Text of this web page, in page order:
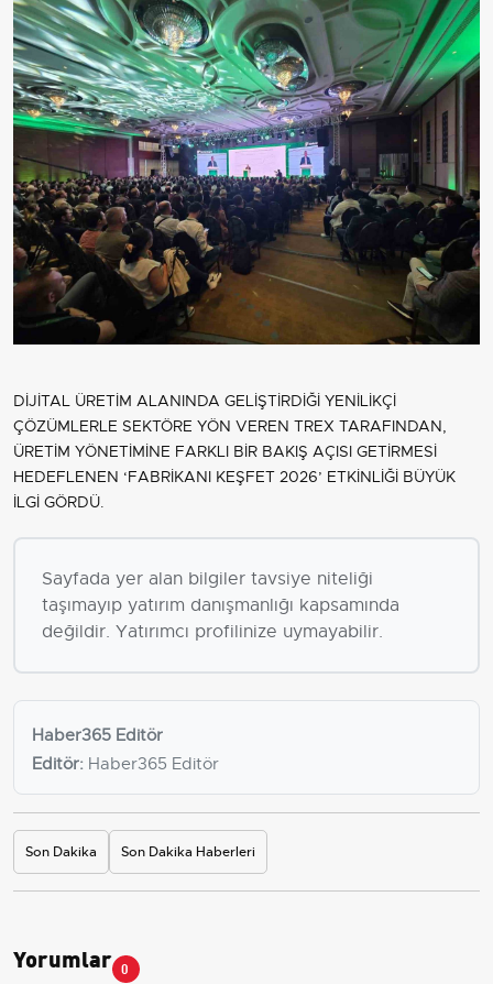
DİJİTAL ÜRETİM ALANINDA GELİŞTİRDİĞİ YENİLİKÇİ
ÇÖZÜMLERLE SEKTÖRE YÖN VEREN TREX TARAFINDAN,
ÜRETİM YÖNETİMİNE FARKLI BİR BAKIŞ AÇISI GETİRMESİ
HEDEFLENEN ‘FABRİKANI KEŞFET 2026’ ETKİNLİĞİ BÜYÜK
İLGİ GÖRDÜ.
Sayfada yer alan bilgiler tavsiye niteliği
taşımayıp yatırım danışmanlığı kapsamında
değildir. Yatırımcı profilinize uymayabilir.
Haber365 Editör
Editör: Haber365 Editör
Son Dakika Son Dakika Haberleri
Yorumlar 0